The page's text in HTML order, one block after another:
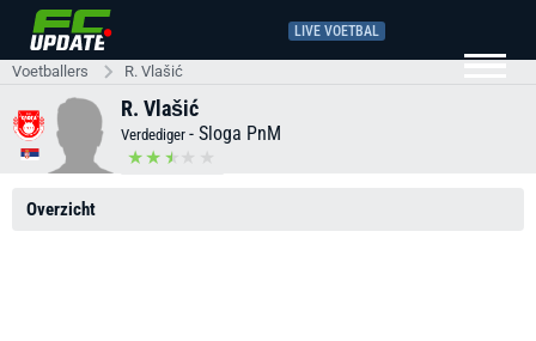
LIVE VOETBAL
Voetballers R. Vlašić
R. Vlašić
Verdediger - Sloga PnM
Overzicht